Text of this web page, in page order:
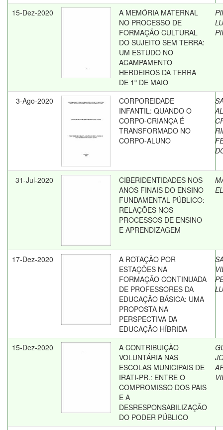
15-Dez-2020
A MEMÓRIA MATERNAL
NO PROCESSO DE
FORMAÇÃO CULTURAL
DO SUJEITO SEM TERRA:
UM ESTUDO NO
ACAMPAMENTO
HERDEIROS DA TERRA
DE 1º DE MAIO
3-Ago-2020
CORPOREIDADE
INFANTIL: QUANDO O
CORPO-CRIANÇA É
TRANSFORMADO NO
CORPO-ALUNO
31-Jul-2020
CIBERIDENTIDADES NOS
ANOS FINAIS DO ENSINO
FUNDAMENTAL PÚBLICO:
RELAÇÕES NOS
PROCESSOS DE ENSINO
E APRENDIZAGEM
17-Dez-2020
A ROTAÇÃO POR
ESTAÇÕES NA
FORMAÇÃO CONTINUADA
DE PROFESSORES DA
EDUCAÇÃO BÁSICA: UMA
PROPOSTA NA
PERSPECTIVA DA
EDUCAÇÃO HÍBRIDA
15-Dez-2020
A CONTRIBUIÇÃO
VOLUNTÁRIA NAS
ESCOLAS MUNICIPAIS DE
IRATI-PR.: ENTRE O
COMPROMISSO DOS PAIS
E A
DESRESPONSABILIZAÇÃO
DO PODER PÚBLICO